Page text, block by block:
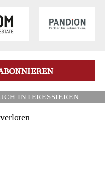
INTERESSIEREN